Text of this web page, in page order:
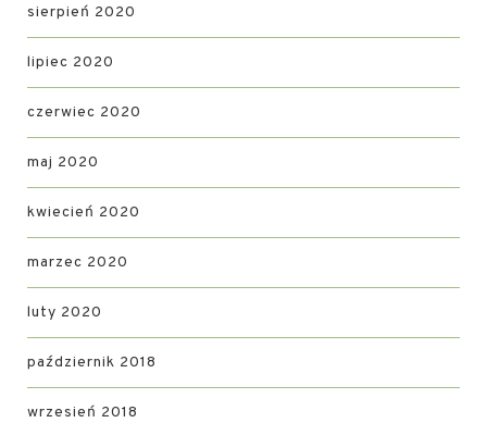
sierpień 2020
lipiec 2020
czerwiec 2020
maj 2020
kwiecień 2020
marzec 2020
luty 2020
październik 2018
wrzesień 2018